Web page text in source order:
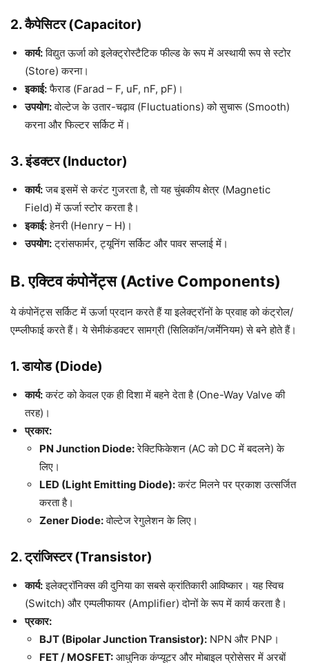
2. कैपेसिटर (Capacitor)
कार्य:विद्युत ऊर्जा को इलेक्ट्रोस्टैटिक फील्ड के रूप में अस्थायी रूप से स्टोर
(Store) करना।
इकाई:फैराड (Farad – F, uF, nF, pF)।
उपयोग:वोल्टेज के उतार-चढ़ाव (Fluctuations) को सुचारू (Smooth)
करना और फिल्टर सर्किट में।
3. इंडक्टर (Inductor)
कार्य:जब इसमें से करंट गुजरता है, तो यह चुंबकीय क्षेत्र (Magnetic
Field) में ऊर्जा स्टोर करता है।
इकाई:हेनरी (Henry – H)।
उपयोग:ट्रांसफार्मर, ट्यूनिंग सर्किट और पावर सप्लाई में।
B. एक्टिव कंपोनेंट्स (Active Components)
ये कंपोनेंट्स सर्किट में ऊर्जा प्रदान करते हैं या इलेक्ट्रॉनों के प्रवाह को कंट्रोल/
एम्प्लीफाई करते हैं। ये सेमीकंडक्टर सामग्री (सिलिकॉन/जर्मेनियम) से बने होते हैं।
1. डायोड (Diode)
कार्य:करंट को केवल एक ही दिशा में बहने देता है (One-Way Valve की
तरह)।
प्रकार:
PN Junction Diode:रेक्टिफिकेशन (AC को DC में बदलने) के
लिए।
LED (Light Emitting Diode):करंट मिलने पर प्रकाश उत्सर्जित
करता है।
Zener Diode:वोल्टेज रेगुलेशन के लिए।
2. ट्रांजिस्टर (Transistor)
कार्य:इलेक्ट्रॉनिक्स की दुनिया का सबसे क्रांतिकारी आविष्कार। यह स्विच
(Switch) और एम्पलीफायर (Amplifier) दोनों के रूप में कार्य करता है।
प्रकार:
BJT (Bipolar Junction Transistor): NPN और PNP।
FET / MOSFET: आधुनिक कंप्यूटर और मोबाइल प्रोसेसर में अरबों